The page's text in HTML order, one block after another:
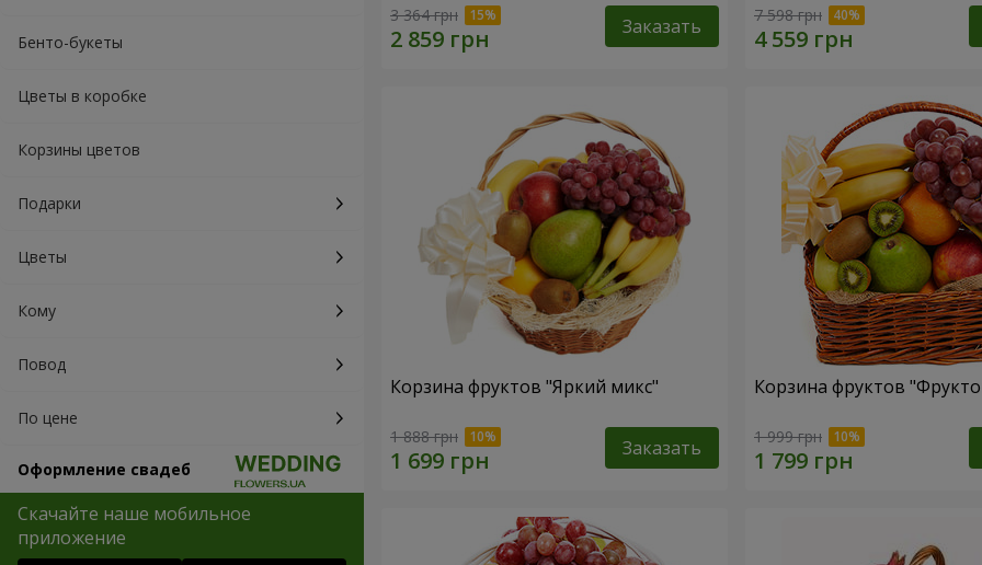
Бенто-букеты
Цветы в коробке
Корзины цветов
Подарки
Цветы
Кому
Повод
По цене
Оформление свадеб
Скачайте наше мобильное
приложение
3 364 грн Заказать 7 598 грн
Корзина фруктов "Яркий микс"
1 888 грн Заказать
Корзина фруктов
1 999 грн